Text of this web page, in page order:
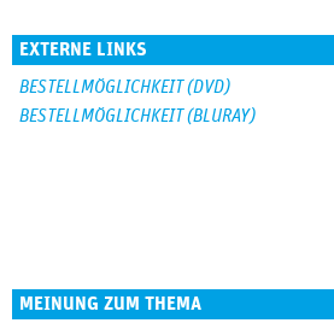
EXTERNE LINKS
BESTELLMÖGLICHKEIT (DVD)
BESTELLMÖGLICHKEIT (BLURAY)
MEINUNG ZUM THEMA